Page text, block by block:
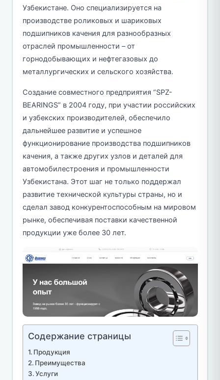
Узбекистане. Оно специализируется на
производстве роликовых и шариковых
подшипников качения для разнообразных
отраслей промышленности – от
горнодобывающих и нефтегазовых до
металлургических и сельского хозяйства.
Создание совместного предприятия “SPZ-
BEARINGS” в 2004 году, при участии российских
и узбекских производителей, обеспечило
дальнейшее развитие и успешное
функционирование производства подшипников
качения, а также других узлов и деталей для
автомобилестроения и промышленности
Узбекистана. Этот шаг не только поддержал
развитие технической культуры страны, но и
сделал завод конкурентоспособным на мировом
рынке, обеспечивая поставки качественной
продукции уже более 30 лет.
Содержание страницы
Продукция
Преимущества
Услуги